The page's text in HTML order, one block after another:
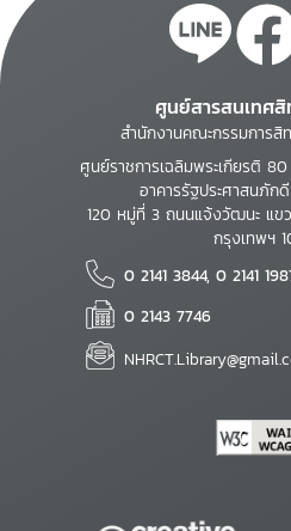
ศูนย์สารสนเทศ
สำนักงานคณะกรรมการ
ศูนย์ราชการเฉลิมพระเกียรติ
อาคารรัฐประศาสนภัก
120 หมู่ที่ 3 ถนนแจ้งวัฒนะ แ
กรุงเทพฯ
0 2141 3844, 0 2141
0 2143 7746